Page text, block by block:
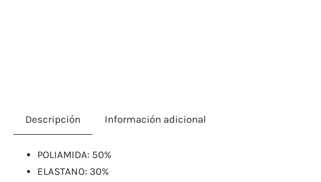
Descripción Información adicional
​POLIAMIDA: 50%
ELASTANO: 30%